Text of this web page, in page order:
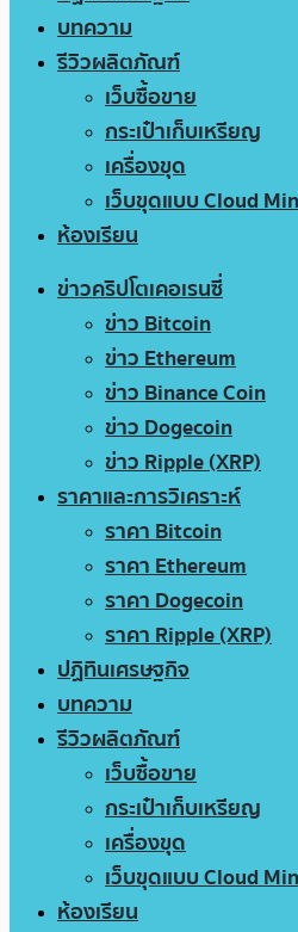
บทความ
รีวิวผลิตภัณฑ์
เว็บซื้อขาย
กระเป๋าเก็บเหรียญ
เครื่องขุด
เว็บขุดแบบ Cloud
ห้องเรียน
ข่าวคริปโตเคอเรนซี่
ข่าว Bitcoin
ข่าว Ethereum
ข่าว Binance Coin
ข่าว Dogecoin
ข่าว Ripple (XRP)
ราคาและการวิเคราะห์
ราคา Bitcoin
ราคา Ethereum
ราคา Dogecoin
ราคา Ripple (XRP)
ปฏิทินเศรษฐกิจ
บทความ
รีวิวผลิตภัณฑ์
เว็บซื้อขาย
กระเป๋าเก็บเหรียญ
เครื่องขุด
เว็บขุดแบบ Cloud
ห้องเรียน